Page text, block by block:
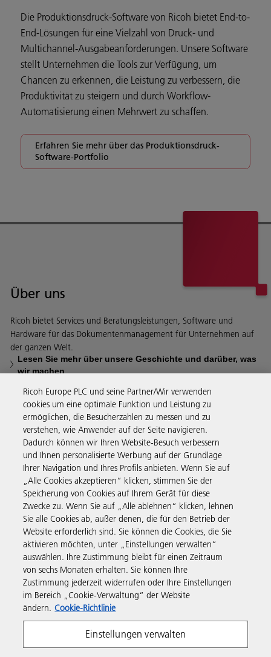
Die Produktionsdruck-Software von Ricoh bietet End-to-
End-Lösungen für eine Vielzahl von Druck- und
Multichannel-Ausgabeanforderungen. Unsere Software
stellt Unternehmen die Tools zur Verfügung, um
Chancen zu erkennen, die Leistung zu verbessern, die
Produktivität zu steigern und durch Workflow-
Automatisierung einen Mehrwert zu schaffen.
Erfahren Sie mehr über das Produktionsdruck-
Software-Portfolio
Über uns
Ricoh bietet Services und Beratungsleistungen, Software und
Hardware für das Dokumentenmanagement für Unternehmen auf
der ganzen Welt.
Lesen Sie mehr über unsere Geschichte und darüber, was
wir machen
Business Solutions
Produkte & Services
Support & Kontakt
Weiterführende Informationen
Folgen Sie uns
Ricoh Europe PLC und seine Partner/Wir verwenden
cookies um eine optimale Funktion und Leistung zu
ermöglichen, die Besucherzahlen zu messen und zu
verstehen, wie Anwender auf der Seite navigieren.
Dadurch können wir Ihren Website-Besuch verbessern
und Ihnen personalisierte Werbung auf der Grundlage
Ihrer Navigation und Ihres Profils anbieten. Wenn Sie auf
„Alle Cookies akzeptieren“ klicken, stimmen Sie der
Speicherung von Cookies auf Ihrem Gerät für diese
Zwecke zu. Wenn Sie auf „Alle ablehnen“ klicken, lehnen
Sie alle Cookies ab, außer denen, die für den Betrieb der
Website erforderlich sind. Sie können die Cookies, die Sie
aktivieren möchten, unter „Einstellungen verwalten“
auswählen. Ihre Zustimmung bleibt für einen Zeitraum
von sechs Monaten erhalten. Sie können Ihre
Zustimmung jederzeit widerrufen oder Ihre Einstellungen
im Bereich „Cookie-Verwaltung“ der Website
ändern. Cookie-Richtlinie
Einstellungen verwalten